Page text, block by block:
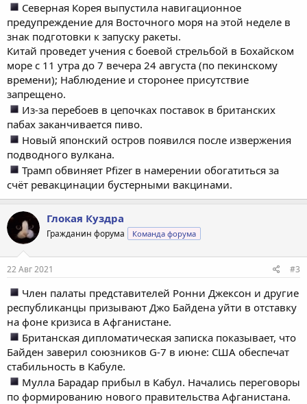
Северная Корея выпустила навигационное
предупреждение для Восточного моря на этой неделе в
знак подготовки к запуску ракеты.
Китай проведет учения с боевой стрельбой в Бохайском
море с 11 утра до 7 вечера 24 августа (по пекинскому
времени); Наблюдение и сторонее присутствие
запрещено.
Из-за перебоев в цепочках поставок в британских
пабах заканчивается пиво.
Новый японский остров появился после извержения
подводного вулкана.
Трамп обвиняет Pfizer в намерении обогатиться за
счёт ревакцинации бустерными вакцинами.
Глокая Куздра
Гражданин форума Команда форума
22 Авг 2021 #3
Член палаты представителей Ронни Джексон и другие
республиканцы призывают Джо Байдена уйти в отставку
на фоне кризиса в Афганистане.
Британская дипломатическая записка показывает, что
Байден заверил союзников G-7 в июне: США обеспечат
стабильность в Кабуле.
Мулла Барадар прибыл в Кабул. Начались переговоры
по формированию нового правительства Афганистана.